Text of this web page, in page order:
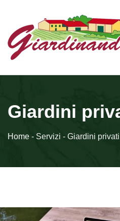
Giardini
Home - Servizi - Giardini privati